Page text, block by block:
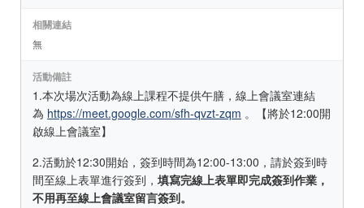
相關連結
無
活動備註
1.本次場次活動為線上課程不提供午膳，線上會議室連結
為 https://meet.google.com/sfh-qvzt-zqm 。【將於12:00開
啟線上會議室】
2.活動於12:30開始，簽到時間為12:00-13:00，請於簽到時
間至線上表單進行簽到， 填寫完線上表單即完成簽到作業，
不用再至線上會議室留言簽到。